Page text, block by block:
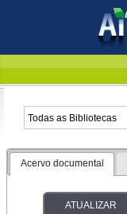
Acervo documental